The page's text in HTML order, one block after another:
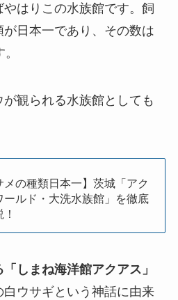
はりこの水族館です。飼
日本一であり、その数は
観られる水族館としても
メの種類日本一】茨城「アク
ールド・大洗水族館」を徹底
しまね海洋館アクアス」
白ウサギという神話に由来